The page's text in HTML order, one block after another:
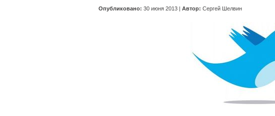
Опубликовано: 30 июня 2013 | Автор: Сергей Шелвин